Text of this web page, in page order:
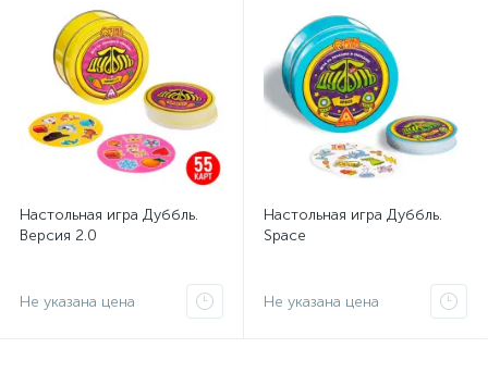
Настольная игра Дуббль.
Версия 2.0
Не указана цена
Настольная игра Дуббль.
Space
Не указана цена